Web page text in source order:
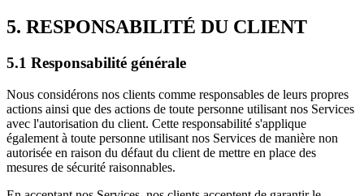
5. RESPONSABILITÉ DU CLIENT
5.1 Responsabilité générale
Nous considérons nos clients comme responsables de leurs propres
actions ainsi que des actions de toute personne utilisant nos Services
avec l'autorisation du client. Cette responsabilité s'applique
également à toute personne utilisant nos Services de manière non
autorisée en raison du défaut du client de mettre en place des
mesures de sécurité raisonnables.